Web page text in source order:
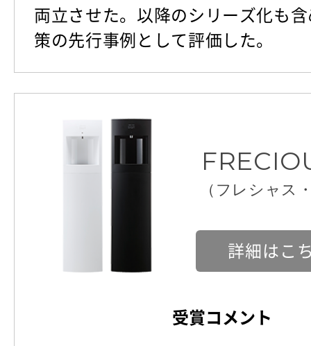
両立させた。以降のシリーズ化も
策の先行事例として評価した。
（フレシャス
詳細はこ
受賞コメント